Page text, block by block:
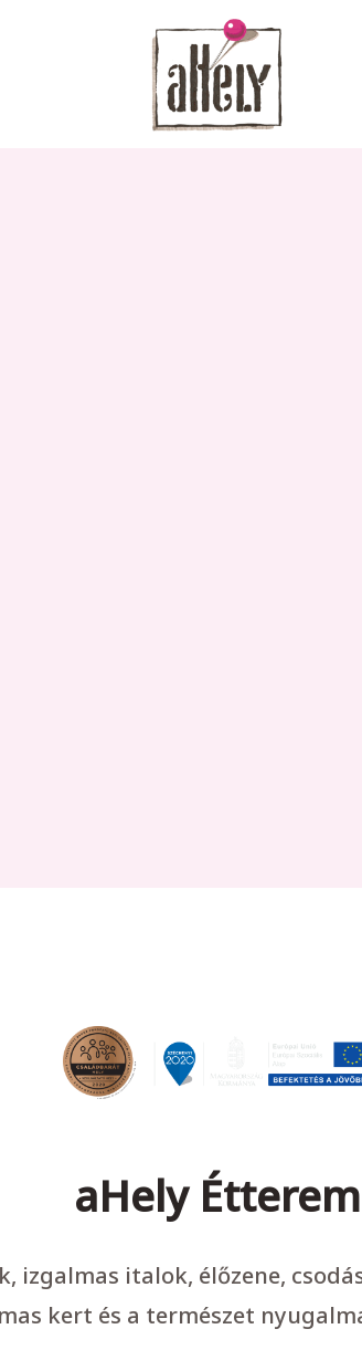
aHely Étterem
izgalmas italok, élőzene,
kert és a természet